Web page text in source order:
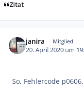
Zitat
janira Mitglied
20. April 2020 um
So, Fehlercode